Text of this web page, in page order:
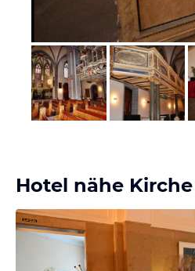
Bild melden
von Wolfram
Hotel nähe